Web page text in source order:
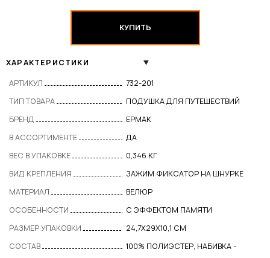
КУПИТЬ
ХАРАКТЕРИСТИКИ
АРТИКУЛ
732-201
ТИП ТОВАРА
ПОДУШКА ДЛЯ ПУТЕШЕСТВИЙ
БРЕНД
ЕРМАК
В АССОРТИМЕНТЕ
ДА
ВЕС В УПАКОВКЕ
0,346 КГ
ВИД КРЕПЛЕНИЯ
ЗАЖИМ ФИКСАТОР НА ШНУРКЕ
МАТЕРИАЛ
ВЕЛЮР
ОСОБЕННОСТИ
С ЭФФЕКТОМ ПАМЯТИ
РАЗМЕР УПАКОВКИ
24,7Х29Х10,1 СМ
СОСТАВ
100% ПОЛИЭСТЕР, НАБИВКА -